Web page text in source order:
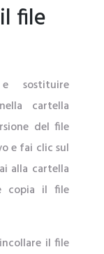
file
sostituire
cartella
del file
e fai clic sul
alla cartella
copia il file
il file